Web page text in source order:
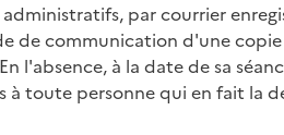
par courrier
communication d'une
l'absence, à la date de sa
toute personne qui en fait la